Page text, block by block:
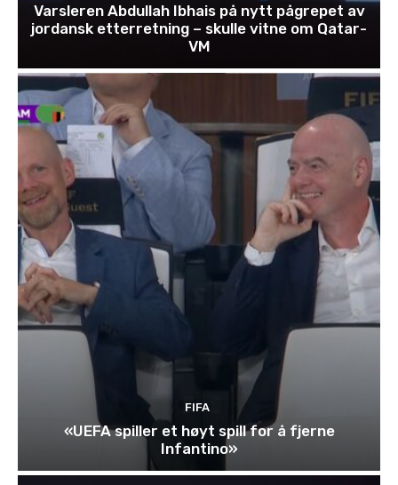
Varsleren Abdullah Ibhais på nytt pågrepet av
jordansk etterretning – skulle vitne om Qatar-
VM
FIFA
«UEFA spiller et høyt spill for å fjerne
Infantino»